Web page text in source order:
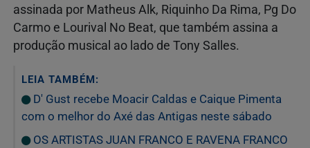
assinada por Matheus Alk, Riquinho Da Rima, Pg Do
Carmo e Lourival No Beat, que também assina a
produção musical ao lado de Tony Salles.
LEIA TAMBÉM:
D' Gust recebe Moacir Caldas e Caique Pimenta
com o melhor do Axé das Antigas neste sábado
OS ARTISTAS JUAN FRANCO E RAVENA FRANCO